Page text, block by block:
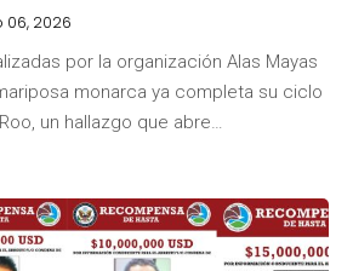
06, 2026
por la organización Alas Mayas
monarca ya completa su ciclo
un hallazgo que abre…